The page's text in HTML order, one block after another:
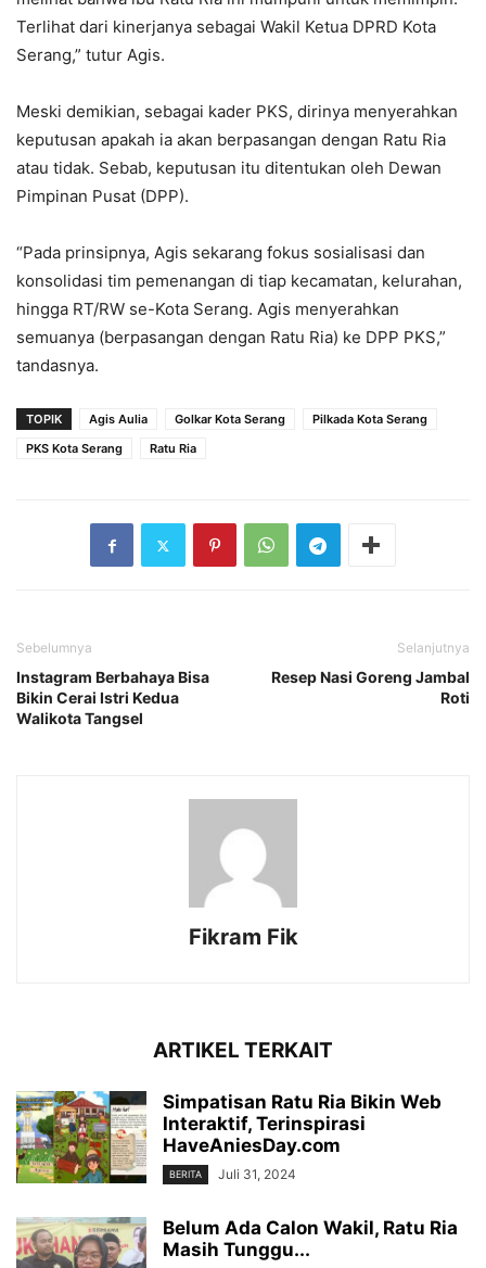
Terlihat dari kinerjanya sebagai Wakil Ketua DPRD Kota
Serang,” tutur Agis.
Meski demikian, sebagai kader PKS, dirinya menyerahkan
keputusan apakah ia akan berpasangan dengan Ratu Ria
atau tidak. Sebab, keputusan itu ditentukan oleh Dewan
Pimpinan Pusat (DPP).
“Pada prinsipnya, Agis sekarang fokus sosialisasi dan
konsolidasi tim pemenangan di tiap kecamatan, kelurahan,
hingga RT/RW se-Kota Serang. Agis menyerahkan
semuanya (berpasangan dengan Ratu Ria) ke DPP PKS,”
tandasnya.
TOPIK Agis Aulia Golkar Kota Serang
Pilkada Kota Serang
PKS Kota Serang
Ratu Ria
Sebelumnya
Instagram Berbahaya Bisa
Bikin Cerai Istri Kedua
Walikota Tangsel
Selanjutnya
Resep Nasi Goreng Jambal
Roti
Fikram Fik
ARTIKEL TERKAIT
Simpatisan Ratu Ria Bikin Web
Interaktif, Terinspirasi
HaveAniesDay.com
BERITA Juli 31, 2024
Belum Ada Calon Wakil, Ratu Ria
Masih Tunggu...